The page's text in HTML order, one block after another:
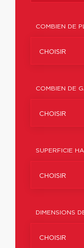
COMBIEN DE
CHOISIR
COMBIEN DE
CHOISIR
SUPERFICIE
CHOISIR
DIMENSIONS
CHOISIR